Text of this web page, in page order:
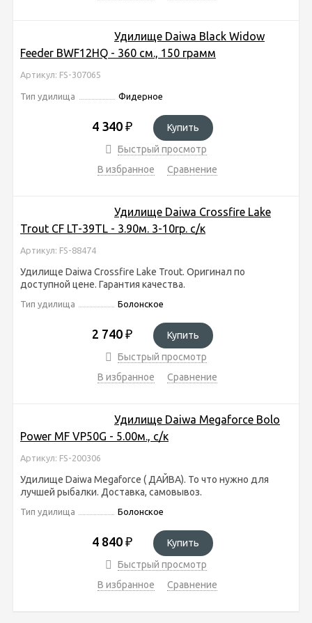
Удилище Daiwa Black Widow
Feeder BWF12HQ - 360 см., 150 грамм
Артикул: FS-307065
Тип удилища Фидерное
4 340 ₽
Купить
Быстрый просмотр
В избранное
Сравнение
Удилище Daiwa Crossfire Lake
Trout CF LT-39TL - 3.90м. 3-10гр. с/к
Артикул: FS-88474
Удилище Daiwa Crossfire Lake Trout. Оригинал по
доступной цене. Гарантия качества.
Тип удилища Болонское
2 740 ₽
Купить
Быстрый просмотр
В избранное
Сравнение
Удилище Daiwa Megaforce Bolo
Power MF VP50G - 5.00м., с/к
Артикул: FS-200306
Удилище Daiwa Megaforce ( ДАЙВА). То что нужно для
лучшей рыбалки. Доставка, самовывоз.
Тип удилища Болонское
4 840 ₽
Купить
Быстрый просмотр
В избранное
Сравнение